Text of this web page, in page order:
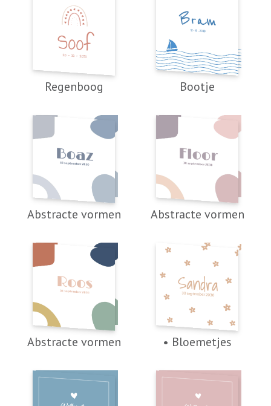
Regenboog Bootje
Abstracte vormen Abstracte vormen
Abstracte vormen • Bloemetjes